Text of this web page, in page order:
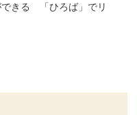
できる 「ひろば」でリ